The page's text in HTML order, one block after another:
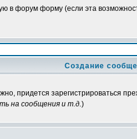
в форум форму (если эта
Создание
придется зарегистрироваться
на сообщения и т.д.)